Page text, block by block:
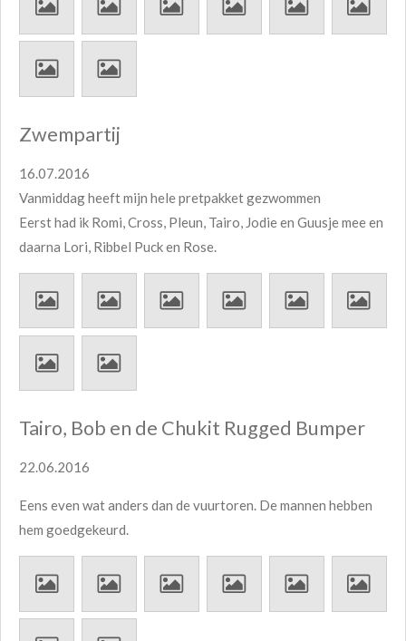
Zwempartij
16.07.2016
Vanmiddag heeft mijn hele pretpakket gezwommen
Eerst had ik Romi, Cross, Pleun, Tairo, Jodie en Guusje mee en
daarna Lori, Ribbel Puck en Rose.
Tairo, Bob en de Chukit Rugged Bumper
22.06.2016
Eens even wat anders dan de vuurtoren. De mannen hebben
hem goedgekeurd.